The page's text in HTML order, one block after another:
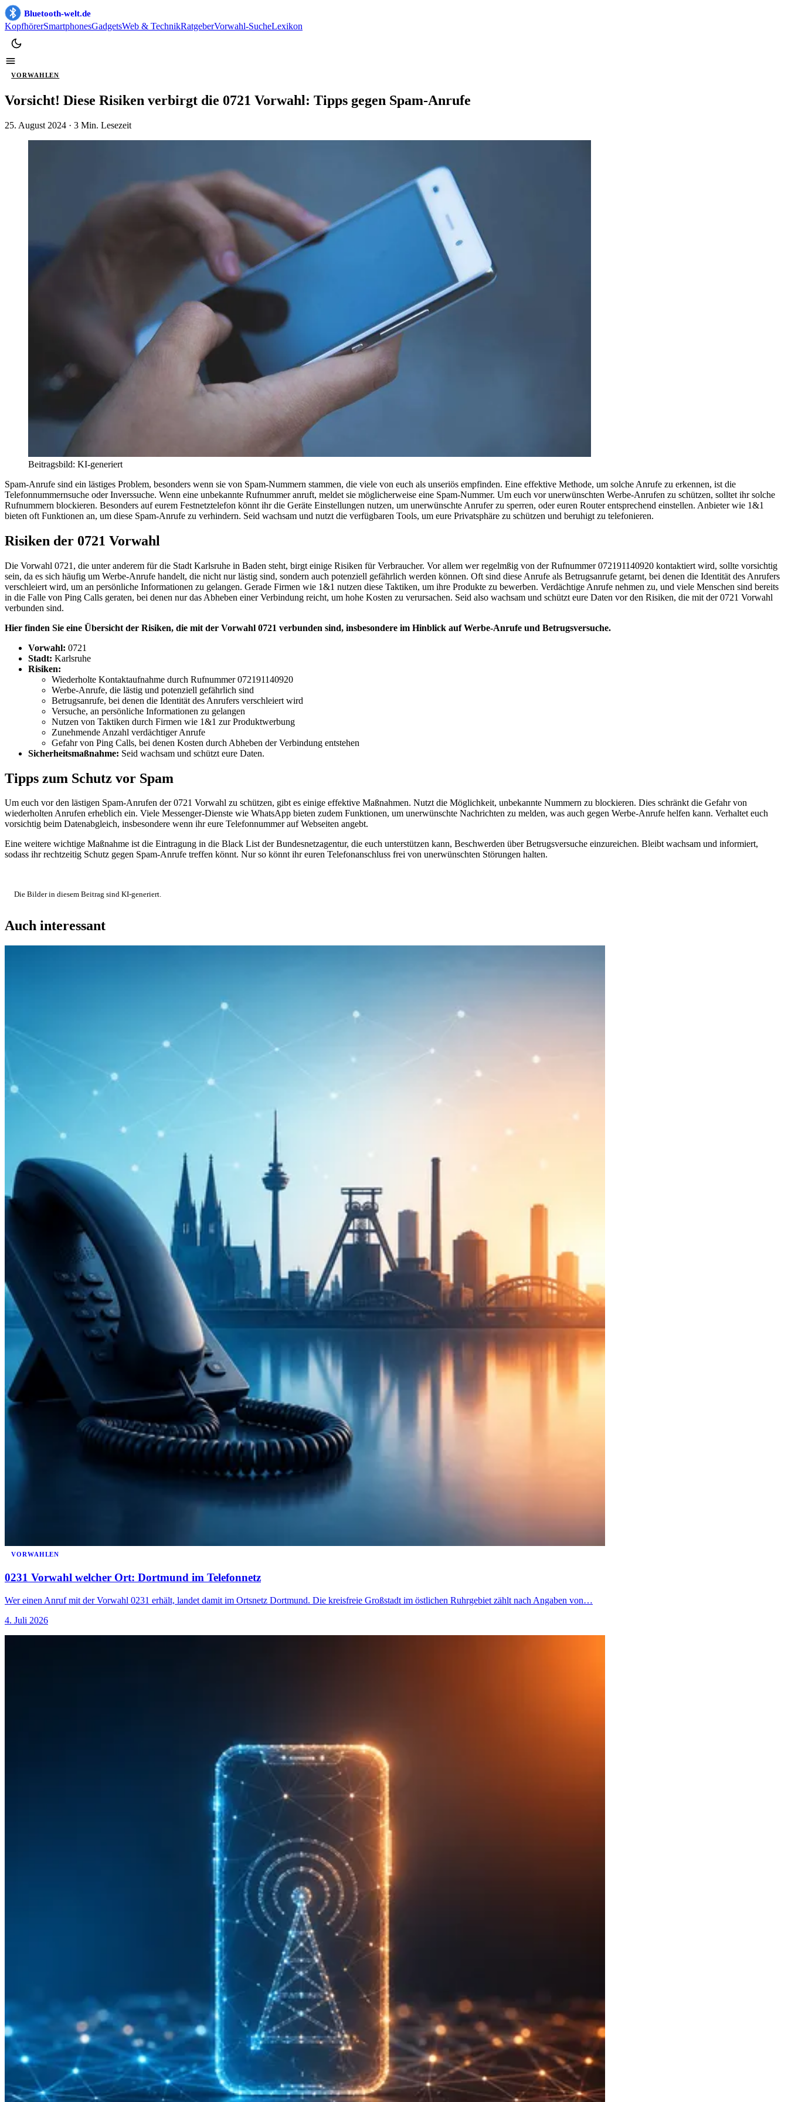
Bluetooth-welt.de
KopfhörerSmartphonesGadgetsWeb & TechnikRatgeberVorwahl-SucheLexikon
VORWAHLEN
Vorsicht! Diese Risiken verbirgt die 0721 Vorwahl: Tipps gegen Spam-Anrufe
25. August 2024 · 3 Min. Lesezeit
Beitragsbild: KI-generiert
Spam-Anrufe sind ein lästiges Problem, besonders wenn sie von Spam-Nummern stammen, die viele von euch als unseriös empfinden. Eine effektive Methode, um solche Anrufe zu erkennen, ist die
Telefonnummernsuche oder Inverssuche. Wenn eine unbekannte Rufnummer anruft, meldet sie möglicherweise eine Spam-Nummer. Um euch vor unerwünschten Werbe-Anrufen zu schützen, solltet ihr solche
Rufnummern blockieren. Besonders auf eurem Festnetztelefon könnt ihr die Geräte Einstellungen nutzen, um unerwünschte Anrufer zu sperren, oder euren Router entsprechend einstellen. Anbieter wie 1&1
bieten oft Funktionen an, um diese Spam-Anrufe zu verhindern. Seid wachsam und nutzt die verfügbaren Tools, um eure Privatsphäre zu schützen und beruhigt zu telefonieren.
Risiken der 0721 Vorwahl
Die Vorwahl 0721, die unter anderem für die Stadt Karlsruhe in Baden steht, birgt einige Risiken für Verbraucher. Vor allem wer regelmßig von der Rufnummer 072191140920 kontaktiert wird, sollte vorsichtig
sein, da es sich häufig um Werbe-Anrufe handelt, die nicht nur lästig sind, sondern auch potenziell gefährlich werden können. Oft sind diese Anrufe als Betrugsanrufe getarnt, bei denen die Identität des Anrufers
verschleiert wird, um an persönliche Informationen zu gelangen. Gerade Firmen wie 1&1 nutzen diese Taktiken, um ihre Produkte zu bewerben. Verdächtige Anrufe nehmen zu, und viele Menschen sind bereits
in die Falle von Ping Calls geraten, bei denen nur das Abheben einer Verbindung reicht, um hohe Kosten zu verursachen. Seid also wachsam und schützt eure Daten vor den Risiken, die mit der 0721 Vorwahl
verbunden sind.
Hier finden Sie eine Übersicht der Risiken, die mit der Vorwahl 0721 verbunden sind, insbesondere im Hinblick auf Werbe-Anrufe und Betrugsversuche.
Vorwahl: 0721
Stadt: Karlsruhe
Risiken:
Wiederholte Kontaktaufnahme durch Rufnummer 072191140920
Werbe-Anrufe, die lästig und potenziell gefährlich sind
Betrugsanrufe, bei denen die Identität des Anrufers verschleiert wird
Versuche, an persönliche Informationen zu gelangen
Nutzen von Taktiken durch Firmen wie 1&1 zur Produktwerbung
Zunehmende Anzahl verdächtiger Anrufe
Gefahr von Ping Calls, bei denen Kosten durch Abheben der Verbindung entstehen
Sicherheitsmaßnahme: Seid wachsam und schützt eure Daten.
Tipps zum Schutz vor Spam
Um euch vor den lästigen Spam-Anrufen der 0721 Vorwahl zu schützen, gibt es einige effektive Maßnahmen. Nutzt die Möglichkeit, unbekannte Nummern zu blockieren. Dies schränkt die Gefahr von
wiederholten Anrufen erheblich ein. Viele Messenger-Dienste wie WhatsApp bieten zudem Funktionen, um unerwünschte Nachrichten zu melden, was auch gegen Werbe-Anrufe helfen kann. Verhaltet euch
vorsichtig beim Datenabgleich, insbesondere wenn ihr eure Telefonnummer auf Webseiten angebt.
Eine weitere wichtige Maßnahme ist die Eintragung in die Black List der Bundesnetzagentur, die euch unterstützen kann, Beschwerden über Betrugsversuche einzureichen. Bleibt wachsam und informiert,
sodass ihr rechtzeitig Schutz gegen Spam-Anrufe treffen könnt. Nur so könnt ihr euren Telefonanschluss frei von unerwünschten Störungen halten.
Die Bilder in diesem Beitrag sind KI-generiert.
Auch interessant
VORWAHLEN
0231 Vorwahl welcher Ort: Dortmund im Telefonnetz
Wer einen Anruf mit der Vorwahl 0231 erhält, landet damit im Ortsnetz Dortmund. Die kreisfreie Großstadt im östlichen Ruhrgebiet zählt nach Angaben von…
4. Juli 2026